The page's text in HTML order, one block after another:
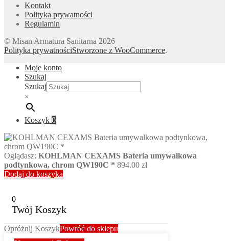
Kontakt
Polityka prywatności
Regulamin
© Misan Armatura Sanitarna 2026
Polityka prywatnościStworzone z WooCommerce.
Moje konto
Szukaj
Szukaj
×
Koszyk 0
Oglądasz: KOHLMAN CEXAMS Bateria umywalkowa
podtynkowa, chrom QW190C * 894.00 zł
Dodaj do koszyka
0
Twój Koszyk
Opróżnij KoszykPowróć do sklepu